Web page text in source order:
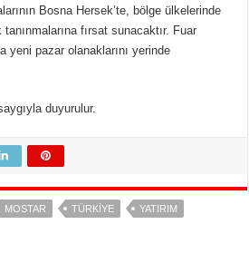
Bosna Hersek’te, bölge ülkelerinde
fırsat sunacaktır. Fuar
yeni pazar olanaklarını yerinde
duyurulur.
MOSTAR TÜRKIYE YATIRIM